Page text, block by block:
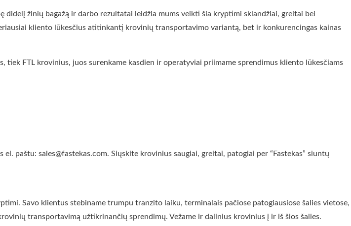
didelį žinių bagažą ir darbo rezultatai leidžia mums veikti šia kryptimi sklandžiai, greitai bei
kliento lūkesčius atitinkantį krovinių transportavimo variantą, bet ir konkurencingas kainas
FTL krovinius, juos surenkame kasdien ir operatyviai priimame sprendimus kliento lūkesčiams
paštu: sales@fastekas.com. Siųskite krovinius saugiai, greitai, patogiai per “Fastekas” siuntų
Savo klientus stebiname trumpu tranzito laiku, terminalais pačiose patogiausiose šalies vietose,
transportavimą užtikrinančių sprendimų. Vežame ir dalinius krovinius į ir iš šios šalies.